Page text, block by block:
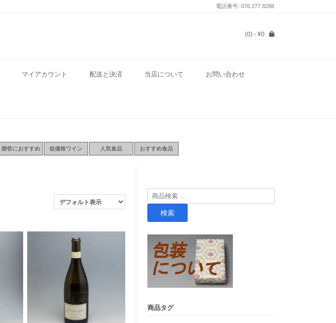
電話番号: 076 277 8288
(0) - ¥0
マイアカウント 配送と決済 当店について お問い合わせ
贈答におすすめ 低価格ワイン 人気食品 おすすめ食品
検
索
検索
商品タグ